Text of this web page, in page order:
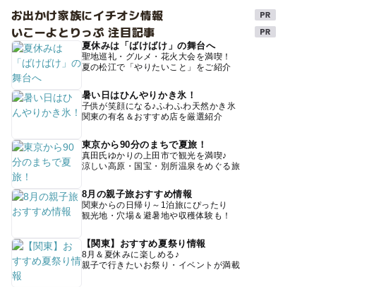
お出かけ家族にイチオシ情報
いこーよとりっぷ 注目記事
夏休みは「ばけばけ」の舞台へ
聖地巡礼・グルメ・花火大会を満喫！
夏の松江で「やりたいこと」をご紹介
暑い日はひんやりかき氷！
子供が笑顔になる♪ふわふわ天然かき氷
関東の有名＆おすすめ店を厳選紹介
東京から90分のまちで夏旅！
真田氏ゆかりの上田市で観光を満喫♪
涼しい高原・国宝・別所温泉をめぐる旅
8月の親子旅おすすめ情報
関東からの日帰り～1泊旅にぴったり
観光地・穴場＆避暑地や収穫体験も！
【関東】おすすめ夏祭り情報
8月＆夏休みに楽しめる♪
親子で行きたいお祭り・イベントが満載